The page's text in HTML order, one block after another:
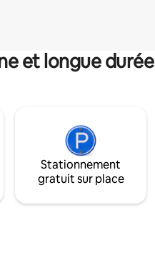
et longue durée
Stationnement
gratuit sur place